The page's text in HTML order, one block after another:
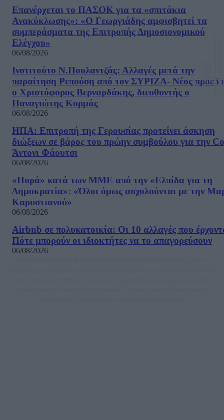
Επανέρχεται το ΠΑΣΟΚ για τα «σπιτάκια
Ανακύκλωσης»: «Ο Γεωργιάδης αμφισβητεί τα
συμπεράσματα της Επιτροπής Δημοσιονομικού
Ελέγχου»
06/08/2026
Ινστιτούτο Ν.Πουλαντζάς: Αλλαγές μετά την
παραίτηση Ρεπούση από τον ΣΥΡΙΖΑ- Νέος
ο Χριστόφορος Βερναρδάκης, διευθυντής ο
Παναγιώτης Κορμάς
06/08/2026
ΗΠΑ: Επιτροπή της Γερουσίας προτείνει άσκηση
διώξεων σε βάρος του πρώην συμβούλου για την
Άντονι Φάουτσι
06/08/2026
«Πυρά» κατά των ΜΜΕ από την «Ελπίδα για τη
Δημοκρατία»: «Όλοι όμως ασχολούνται με την
Καρυστιανού»
06/08/2026
Airbnb σε πολυκατοικία: Οι 10 αλλαγές που
Πότε μπορούν οι ιδιοκτήτες να το απαγορεύσουν
06/08/2026